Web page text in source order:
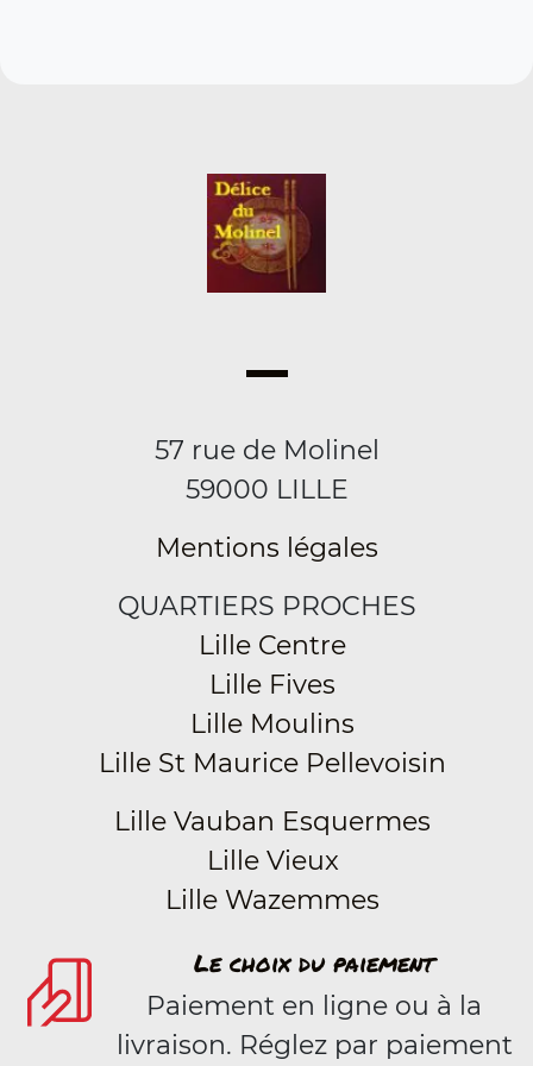
57 rue de Molinel
59000 LILLE
Mentions légales
QUARTIERS PROCHES
Lille Centre
Lille Fives
Lille Moulins
Lille St Maurice Pellevoisin
Lille Vauban Esquermes
Lille Vieux
Lille Wazemmes
Le choix du paiement
Paiement en ligne ou à la
livraison. Réglez par paiement